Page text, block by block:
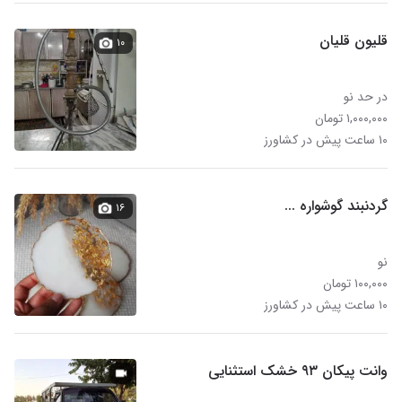
قلیون قلیان
در حد نو
۱,۰۰۰,۰۰۰ تومان
۱۰ ساعت پیش در کشاورز
۱۰
گردنبند گوشواره ...
نو
۱۰۰,۰۰۰ تومان
۱۰ ساعت پیش در کشاورز
۱۶
وانت پیکان ۹۳ خشک استثنایی